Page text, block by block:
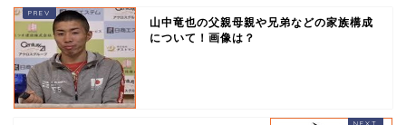
山中竜也の父親母親や兄弟などの家族構成
について！画像は？